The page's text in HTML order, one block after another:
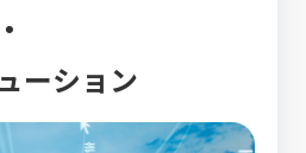
ーション